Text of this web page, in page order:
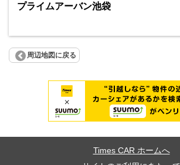
プライムアーバン池袋
周辺地図に戻る
Times CAR ホームへ